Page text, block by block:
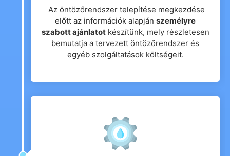
Az öntözőrendszer telepítése megkezdése
előtt az információk alapján személyre
szabott ajánlatotkészítünk, mely részletesen
bemutatja a tervezett öntözőrendszer és
egyéb szolgáltatások költségeit.